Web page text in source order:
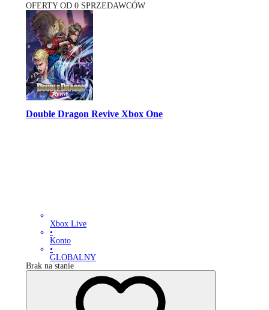
OFERTY OD 0 SPRZEDAWCÓW
Double Dragon Revive Xbox One
Xbox Live
•
Konto
•
GLOBALNY
Brak na stanie